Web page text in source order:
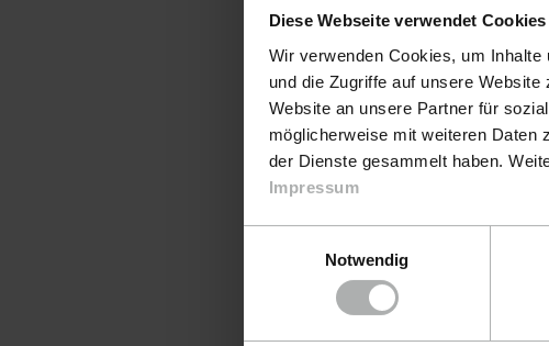
Diese Webseite verwendet Cookies
Wir verwenden Cookies, um
und die Zugriffe auf unsere
Website an unsere Partner für
möglicherweise mit weiteren Daten
der Dienste gesammelt haben.
Impressum
Notwendig